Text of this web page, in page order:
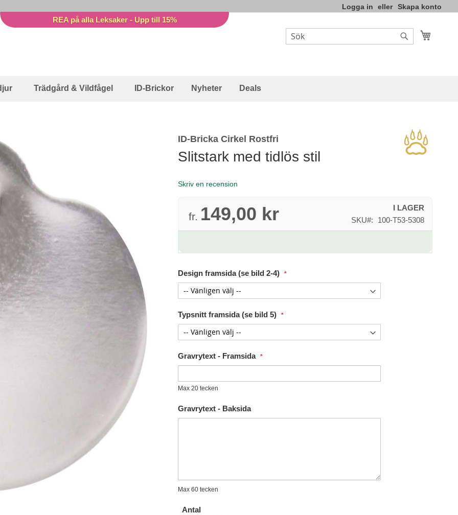
Logga in Skapa konto
REA på alla Leksaker - Upp till 15%
Sök
Trädgård & Vildfågel ID-Brickor Nyheter Deals
ID-Bricka Cirkel Rostfri
Slitstark med tidlös stil
Skriv en recension
fr. 149,00 kr
I LAGER
SKU
100-T53-5308
Design framsida (se bild 2-4)
Typsnitt framsida (se bild 5)
Gravrytext - Framsida
Max 20 tecken
Gravrytext - Baksida
Max 60 tecken
Antal